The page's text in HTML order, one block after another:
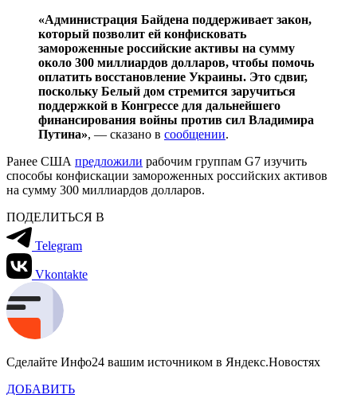
«Администрация Байдена поддерживает закон,
который позволит ей конфисковать
замороженные российские активы на сумму
около 300 миллиардов долларов, чтобы помочь
оплатить восстановление Украины. Это сдвиг,
поскольку Белый дом стремится заручиться
поддержкой в ​​Конгрессе для дальнейшего
финансирования войны против сил Владимира
Путина», — сказано в сообщении.
Ранее США предложили рабочим группам G7 изучить
способы конфискации замороженных российских активов
на сумму 300 миллиардов долларов.
ПОДЕЛИТЬСЯ В
Telegram
Vkontakte
Сделайте Инфо24 вашим источником в Яндекс.Новостях
ДОБАВИТЬ